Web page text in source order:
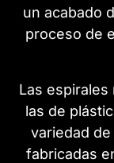
un acabado
proceso de
Las
las de
variedad
fabricadas